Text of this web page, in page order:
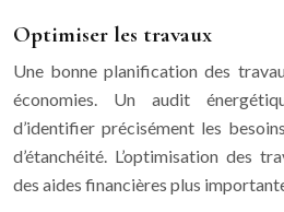
Optimiser les travaux
Une bonne planification des
économies. Un audit
d’identifier précisément les
d’étanchéité. L’optimisation des
des aides financières plus